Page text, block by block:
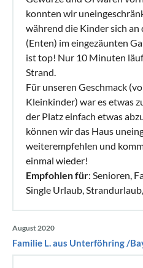
konnten wir
während die Kinder sich
(Enten) im eingezäunten
ist top! Nur 10 Minuten
Strand.
Für unseren Geschmack
Kleinkinder) war es etwas
der Platz einfach etwas
können wir das Haus
weiterempfehlen und
einmal wieder!
Empfohlen für: Senioren,
Single Urlaub,
August 2020
Familie L. aus Unterföhring /